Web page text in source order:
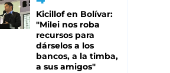
Kicillof en Bolívar:
"Milei nos roba
recursos para
dárselos a los
bancos, a la timba,
a sus amigos"